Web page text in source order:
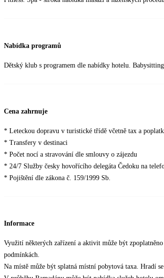
Nabídka programů
Dětský klub s programem dle nabídky hotelu.
Cena zahrnuje
* Leteckou dopravu v turistické třídě včetně tax a
* Transfery v destinaci
* Počet nocí a stravování dle smlouvy o zájezdu
* 24/7 Služby česky hovořícího delegáta Čedoku na
* Pojištění dle zákona č. 159/1999 Sb.
Informace
Využití některých zařízení a aktivit může být
podmínkách.
Na místě může být splatná místní pobytová taxa. Hradí